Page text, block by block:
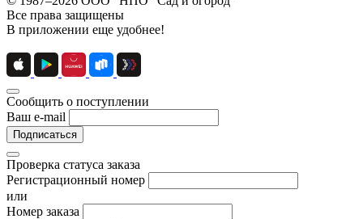
Все права защищены
В приложении еще удобнее!
Сообщить о поступлении
Ваш e-mail
Подписаться
Проверка статуса заказа
Регистрационный номер
или
Номер заказа